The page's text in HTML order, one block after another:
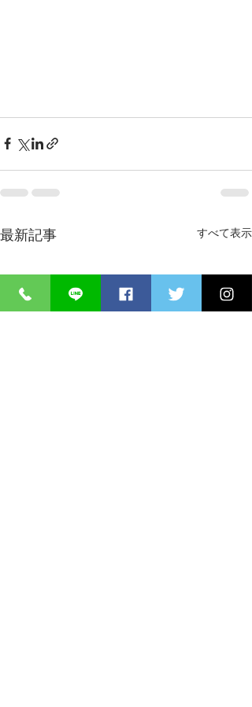
最新記事 すべて表示